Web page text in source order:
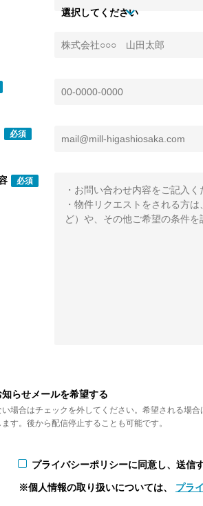
選択してください
必須
必須
らせメールを希望する
場合はチェックを外してください。希望される場
す。後から配信停止することも可能です。
プライバシーポリシーに同意し、送信す
※個人情報の取り扱いについては、 プラ